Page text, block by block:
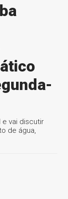
e vai discutir
de água,